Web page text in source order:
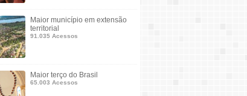
Maior município em extensão
territorial
91.035 Acessos
Maior terço do Brasil
65.003 Acessos